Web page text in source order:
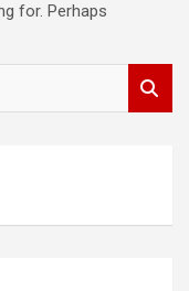
for. Perhaps